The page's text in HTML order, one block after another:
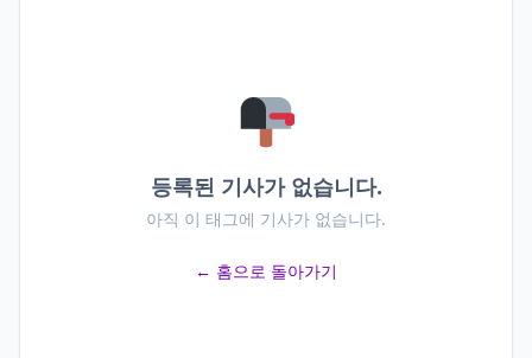
등록된 기사가 없습니다.
아직 이 태그에 기사가 없습니다.
← 홈으로 돌아가기